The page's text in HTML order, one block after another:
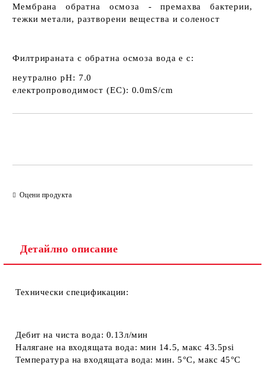
Мембрана обратна осмоза -премахва бактерии,
тежки метали, разтворени вещества и соленост
Филтрираната с обратна осмоза вода е с:
неутрално pH: 7.0
електропроводимост (EC): 0.0mS/cm
Оцени продукта
Детайлно описание
Технически спецификации:
Дебит на чиста вода: 0.13л/мин
Налягане на входящата вода: мин 14.5,макс 43.5psi
Температура на входящата вода:мин. 5°C, макс 45°C